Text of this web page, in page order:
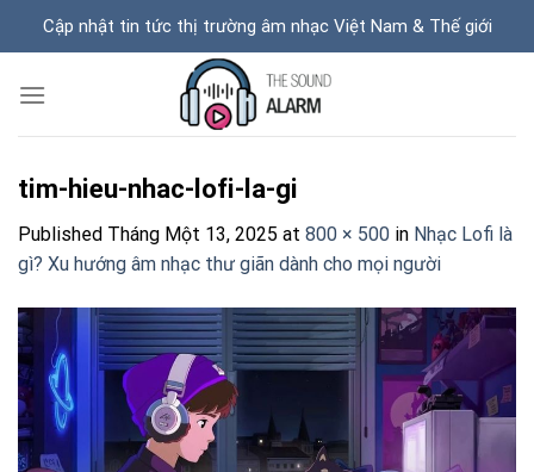
Cập nhật tin tức thị trường âm nhạc Việt Nam & Thế giới
tim-hieu-nhac-lofi-la-gi
Published Tháng Một 13, 2025 at 800 × 500 in Nhạc Lofi là
gì? Xu hướng âm nhạc thư giãn dành cho mọi người